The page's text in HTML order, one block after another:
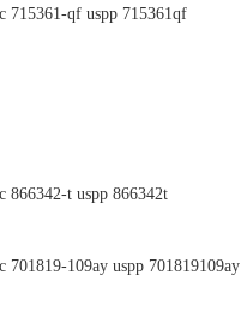
715361-qf uspp 715361qf
866342-t uspp 866342t
701819-109ay uspp 701819109ay